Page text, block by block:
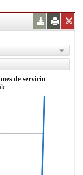
de servicios